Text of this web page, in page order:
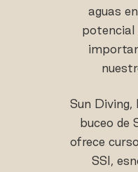
aguas
potencial
Sun Diving,
buceo de
ofrece
SSI,